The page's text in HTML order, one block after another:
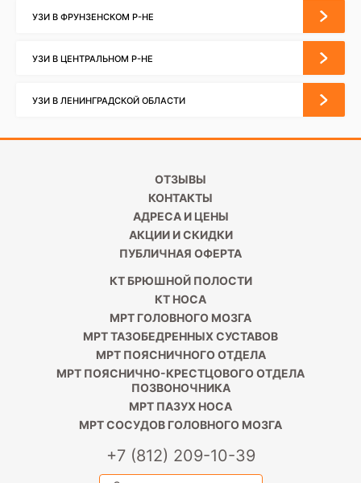
УЗИ В ФРУНЗЕНСКОМ Р-НЕ
УЗИ В ЦЕНТРАЛЬНОМ Р-НЕ
УЗИ В ЛЕНИНГРАДСКОЙ ОБЛАСТИ
ОТЗЫВЫ
КОНТАКТЫ
АДРЕСА И ЦЕНЫ
АКЦИИ И СКИДКИ
ПУБЛИЧНАЯ ОФЕРТА
КТ БРЮШНОЙ ПОЛОСТИ
КТ НОСА
МРТ ГОЛОВНОГО МОЗГА
МРТ ТАЗОБЕДРЕННЫХ СУСТАВОВ
МРТ ПОЯСНИЧНОГО ОТДЕЛА
МРТ ПОЯСНИЧНО-КРЕСТЦОВОГО ОТДЕЛА
ПОЗВОНОЧНИКА
МРТ ПАЗУХ НОСА
МРТ СОСУДОВ ГОЛОВНОГО МОЗГА
+7 (812) 209-10-39